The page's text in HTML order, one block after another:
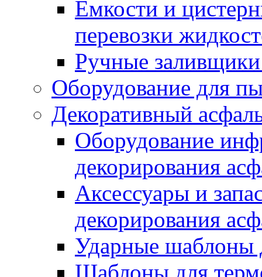
Емкости и
перевозки
Ручные
Оборудование для
Декоративный
Оборудование
декорирования
Аксессуары и
декорирования
Ударные шаблоны